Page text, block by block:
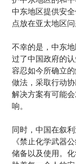
中东地区提供安
点放在亚太地区问
不幸的是，中东
过了中国政府的
容忍如今所确立
做法，采取行动
解决方案有可能
响。
同时，中国在叙
《禁止化学武器
储备以及使用。